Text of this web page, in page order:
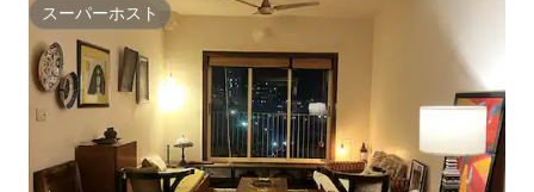
スーパーホスト
スーパーホスト